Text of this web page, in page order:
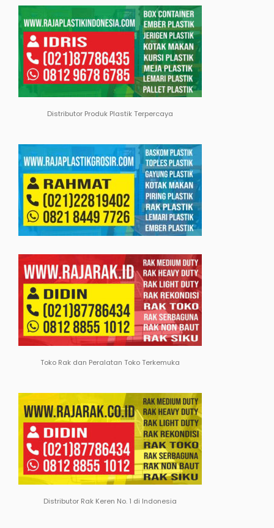
Distributor Produk Plastik Terpercaya
Toko Rak dan Peralatan Toko Terkemuka
Distributor Rak Keren No. 1 di Indonesia